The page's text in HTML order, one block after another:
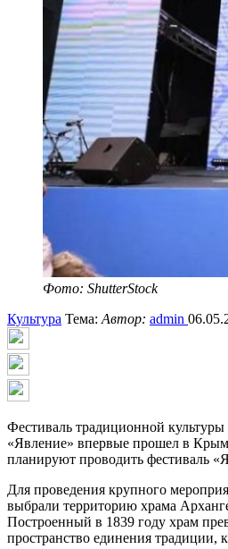
Фото: ShutterStock
Культура Тема: Автор: admin
Фестиваль традиционной
«Явление» впервые прошел в
планируют проводить фестиваль
Для проведения крупного
выбрали территорию храма
Построенный в 1839 году храм
пространство единения традиции,